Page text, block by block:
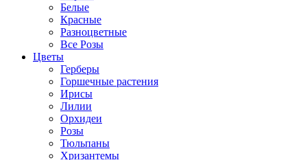
Белые
Красные
Разноцветные
Все Розы
Цветы
Герберы
Горшечные растения
Ирисы
Лилии
Орхидеи
Розы
Тюльпаны
Хризантемы